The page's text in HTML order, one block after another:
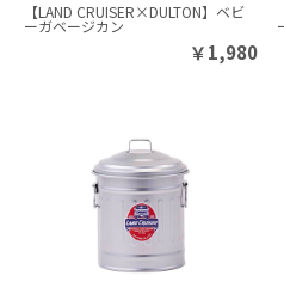
【LAND CRUISER×DULTON】ベビ
ーガベージカン
￥1,980